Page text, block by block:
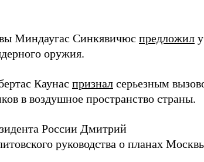
Миндаугас Синкявичюс предложил
оружия.
Каунас признал серьезным
в воздушное пространство страны.
России Дмитрий
руководства о планах